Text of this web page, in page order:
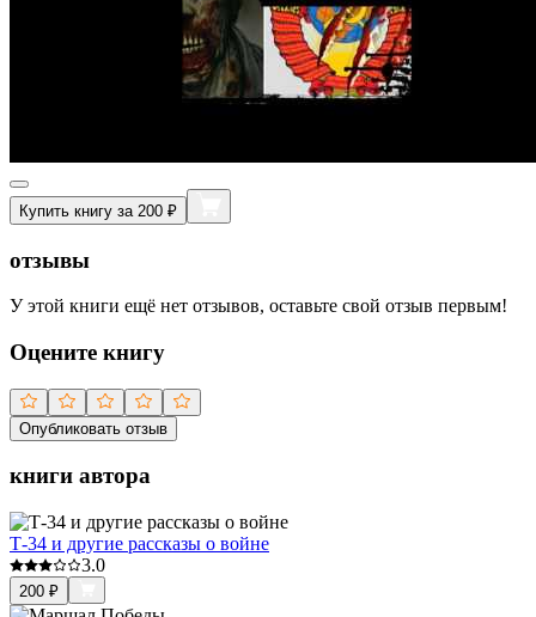
Купить книгу за 200 ₽
отзывы
У этой книги ещё нет отзывов, оставьте свой отзыв первым!
Оцените книгу
Опубликовать отзыв
книги автора
Т-34 и другие рассказы о войне
3.0
200 ₽